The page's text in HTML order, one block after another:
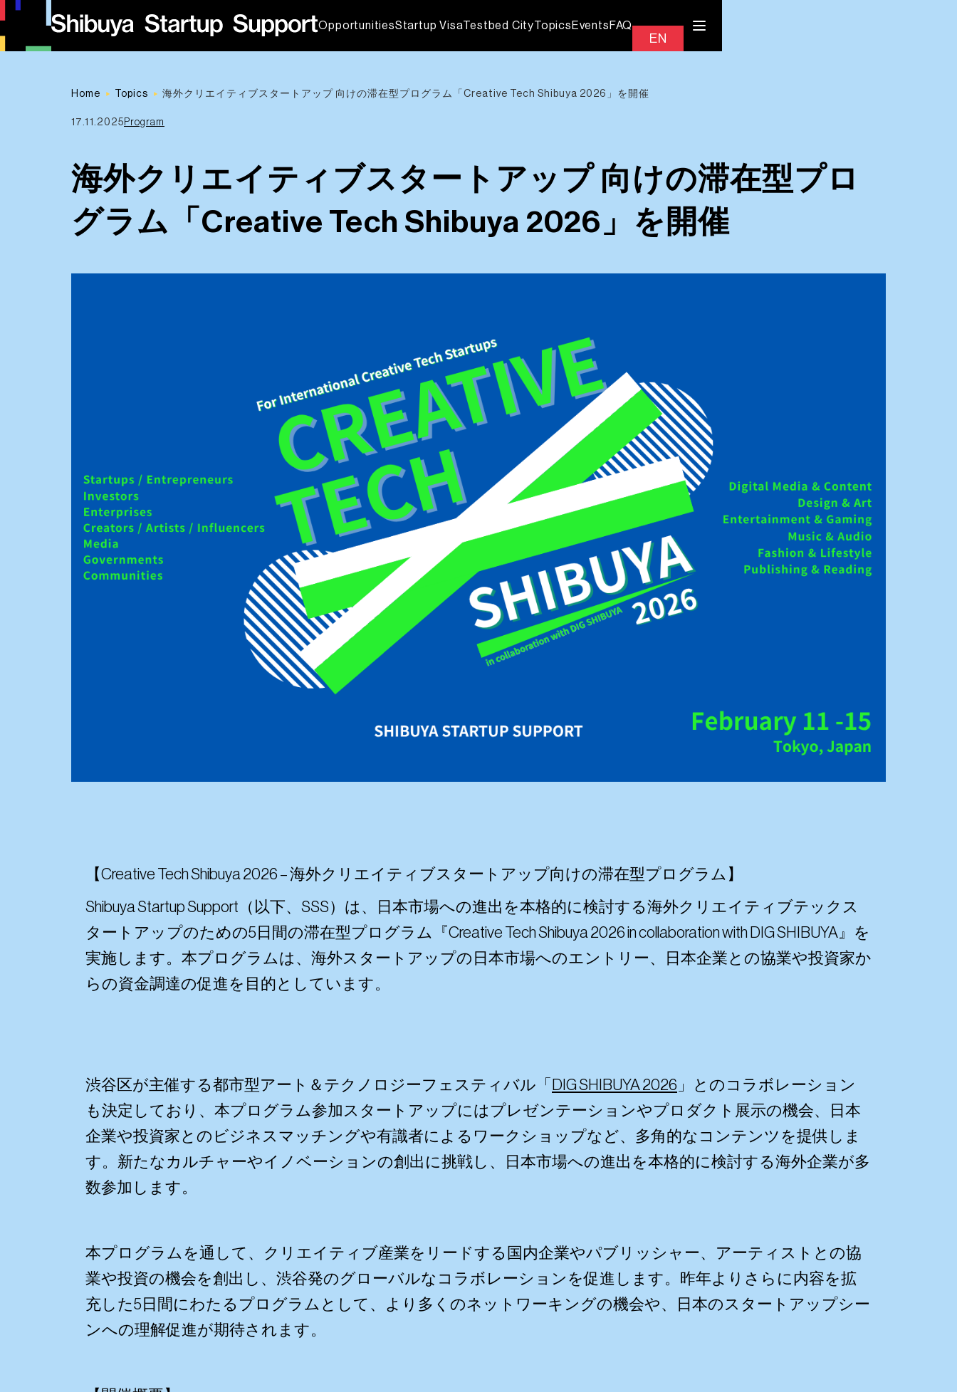
OpportunitiesStartup VisaTestbed CityTopics Events FAQ
EN
Contact
Home Topics 海外クリエイティブスタートアップ 向けの滞在型プログラム「Creative Tech Shibuya 2026」を開催
17.11.2025 Program
海外クリエイティブスタートアップ 向けの滞在型プロ
グラム「Creative Tech Shibuya 2026」を開催
【Creative Tech Shibuya 2026 – 海外クリエイティブスタートアップ向けの滞在型プログラム】
Shibuya Startup Support（以下、SSS）は、日本市場への進出を本格的に検討する海外クリエイティブテックス
タートアップのための5日間の滞在型プログラム『Creative Tech Shibuya 2026 in collaboration with DIG SHIBUYA』を
実施します。本プログラムは、海外スタートアップの日本市場へのエントリー、日本企業との協業や投資家か
らの資金調達の促進を目的としています。
渋谷区が主催する都市型アート＆テクノロジーフェスティバル「 DIG SHIBUYA 2026 」とのコラボレーション
も決定しており、本プログラム参加スタートアップにはプレゼンテーションやプロダクト展示の機会、日本
企業や投資家とのビジネスマッチングや有識者によるワークショップなど、多角的なコンテンツを提供しま
す。新たなカルチャーやイノベーションの創出に挑戦し、日本市場への進出を本格的に検討する海外企業が多
数参加します。
本プログラムを通して、クリエイティブ産業をリードする国内企業やパブリッシャー、アーティストとの協
業や投資の機会を創出し、渋谷発のグローバルなコラボレーションを促進します。昨年よりさらに内容を拡
充した5日間にわたるプログラムとして、より多くのネットワーキングの機会や、日本のスタートアップシー
ンへの理解促進が期待されます。